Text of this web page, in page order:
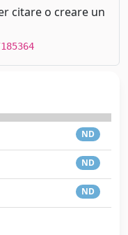
citare o creare un
ND
ND
ND